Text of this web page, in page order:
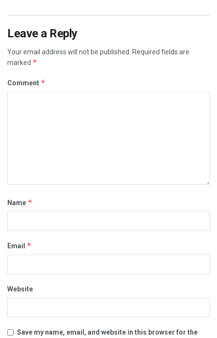
Leave a Reply
Your email address will not be published.
Required fields are
marked *
Comment *
Name *
Email *
Website
Save my name, email, and website in this browser for the